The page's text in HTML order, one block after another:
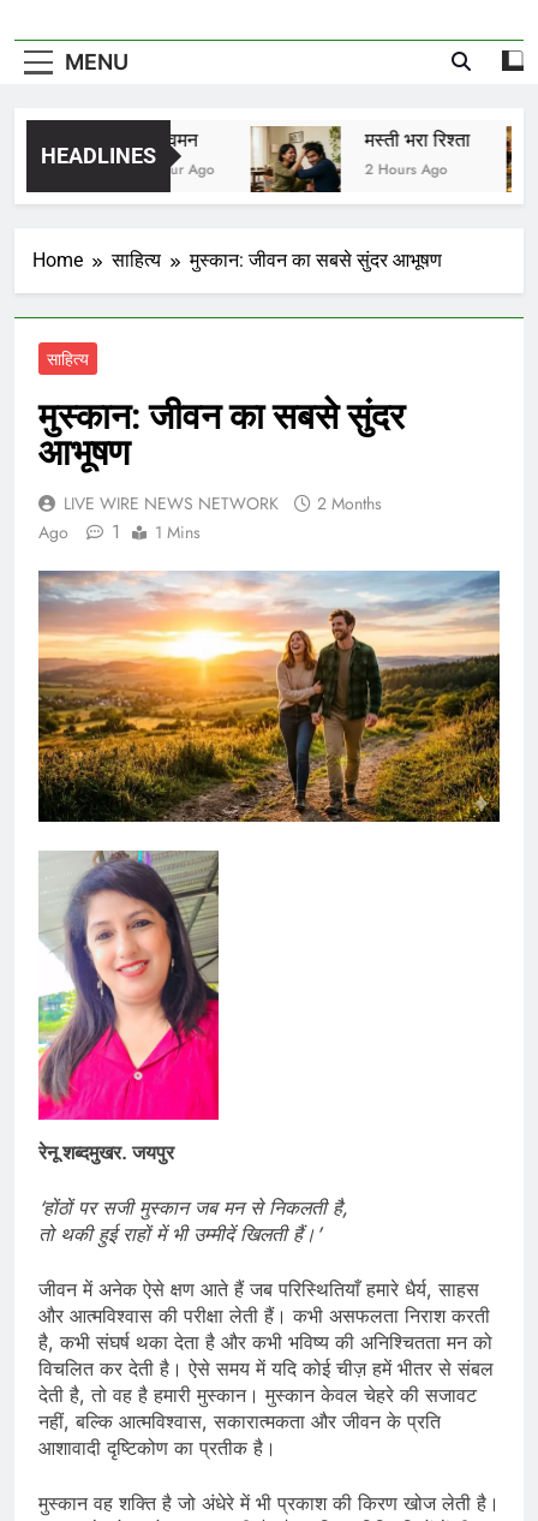
MENU
HEADLINES
1 Hour Ago
मस्ती भरा रिश्ता
2 Hours Ago
Home साहित्य मुस्कान: जीवन का सबसे सुंदर आभूषण
साहित्य
मुस्कान: जीवन का सबसे सुंदर
आभूषण
LIVE WIRE NEWS NETWORK
2 Months
Ago
1 1 Mins
रेनू शब्दमुखर. जयपुर
‘होंठों पर सजी मुस्कान जब मन से निकलती है,
तो थकी हुई राहों में भी उम्मीदें खिलती हैं।’
जीवन में अनेक ऐसे क्षण आते हैं जब परिस्थितियाँ हमारे धैर्य, साहस
और आत्मविश्वास की परीक्षा लेती हैं। कभी असफलता निराश करती
है, कभी संघर्ष थका देता है और कभी भविष्य की अनिश्चितता मन को
विचलित कर देती है। ऐसे समय में यदि कोई चीज़ हमें भीतर से संबल
देती है, तो वह है हमारी मुस्कान। मुस्कान केवल चेहरे की सजावट
नहीं, बल्कि आत्मविश्वास, सकारात्मकता और जीवन के प्रति
आशावादी दृष्टिकोण का प्रतीक है।
मुस्कान वह शक्ति है जो अंधेरे में भी प्रकाश की किरण खोज लेती है।